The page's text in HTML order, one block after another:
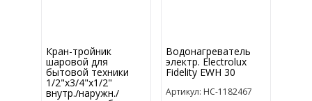
Кран-тройник
шаровой для
бытовой техники
1/2"х3/4"х1/2"
внутр./наружн./
Водонагреватель
электр. Electrolux
Fidelity EWH 30
Артикул: НС-1182467